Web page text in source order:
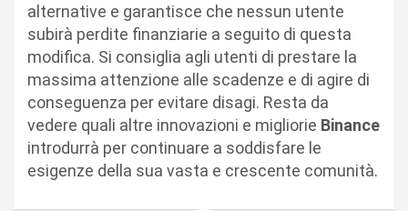
alternative e garantisce che nessun utente
subirà perdite finanziarie a seguito di questa
modifica. Si consiglia agli utenti di prestare la
massima attenzione alle scadenze e di agire di
conseguenza per evitare disagi. Resta da
vedere quali altre innovazioni e migliorie Binance
introdurrà per continuare a soddisfare le
esigenze della sua vasta e crescente comunità.